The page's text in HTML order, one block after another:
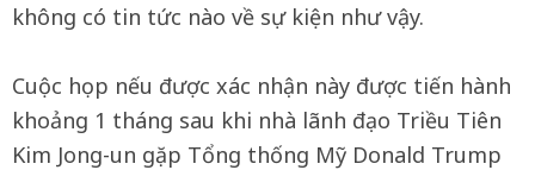
không có tin tức nào về sự kiện như vậy.
Cuộc họp nếu được xác nhận này được tiến hành
khoảng 1 tháng sau khi nhà lãnh đạo Triều Tiên
Kim Jong-un gặp Tổng thống Mỹ Donald Trump